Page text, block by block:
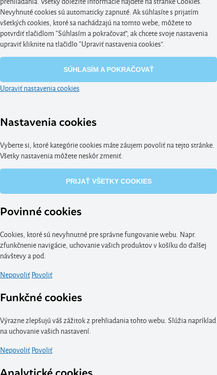
Nevyhnuté cookies sú automaticky zapnuté. Ak súhlasíte s prijatím
všetkých cookies, ktoré sa nachádzajú na tomto webe, môžete to
potvrdiť tlačidlom “Súhlasím a pokračovať", ak chcete svoje nastavenia
upraviť kliknite na tlačidlo “Upraviť nastavenia cookies".
SÚHLASÍM A POKRAČOVAŤ
Upraviť nastavenia cookies
Nastavenia cookies
Vyberte si, ktoré kategórie cookies máte záujem povoliť na tejto stránke.
Všetky nastavenia môžete neskôr zmeniť.
PRIJAŤ VŠETKY COOKIES
Povinné cookies
Cookies, ktoré sú nevyhnutné pre správne fungovanie webu. Napr.
zfunkčnenie navigácie, uchovanie vašich produktov v košíku do ďalšej
návštevy a pod.
NepovoliťPovoliť
Funkčné cookies
Výrazne zlepšujú váš zážitok z prehliadania tohto webu. Slúžia napríklad
na uchovanie vašich nastavení.
NepovoliťPovoliť